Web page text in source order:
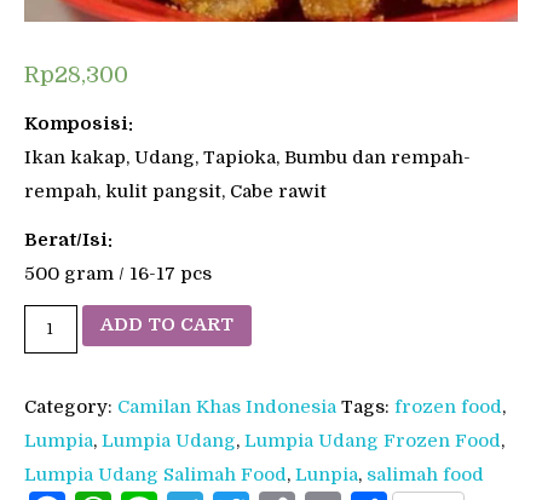
Rp28,300
Komposisi:
Ikan kakap, Udang, Tapioka, Bumbu dan rempah-
rempah, kulit pangsit, Cabe rawit
Berat/Isi:
500 gram / 16-17 pcs
Lumpia
Udang
Food
Frozen
Food
ADD TO CART
Category: Camilan Khas Indonesia Tags: frozen food,
Lumpia, Lumpia Udang, Lumpia Udang Frozen Food,
Lumpia Udang Salimah Food, Lunpia, salimah food